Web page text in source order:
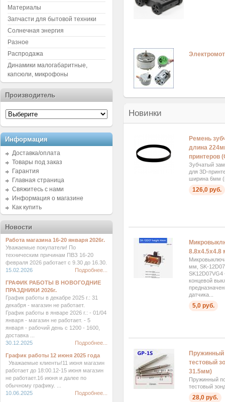
Новинки
Ремень
длина
принтеров
Зубчатый
для 3D-
ширина 6мм
126,0 руб.
8.8x4.5x4.8
мм, SK-
концевой
датчика...
5,0 руб.
тестовый
31.5мм)
Пружинный
тестовый
28,0 руб.
Материалы
Запчасти для бытовой техники
Солнечная энергия
Разное
Распродажа
Динамики малогабаритные,
капсюли, микрофоны
Производитель
Информация
Доставка/оплата
Товары под заказ
Гарантия
Главная страница
Свяжитесь с нами
Информация о магазине
Как купить
Новости
Работа магазина 16-20 января 2026г.
Уважаемые покупатели! По
техническим причинам ПВЗ 16-20
февраля 2026 работает с 9.30 до 16.30.
15.02.2026
Подробнее...
ГРАФИК РАБОТЫ В НОВОГОДНИЕ
ПРАЗДНИКИ 2026г.
График работы в декабре 2025 г.: 31
декабря - магазин не работает.
График работы в январе 2026 г.: - 01/04
января - магазин не работает. - 5
января - рабочий день с 1200 - 1600,
доставка ...
30.12.2025
Подробнее...
График работы 12 июня 2025 года
Уважаемые клиенты!11 июня магазин
работает до 18:00.12-15 июня магазин
не работает.16 июня и далее по
обычному графику. ...
10.06.2025
Подробнее...